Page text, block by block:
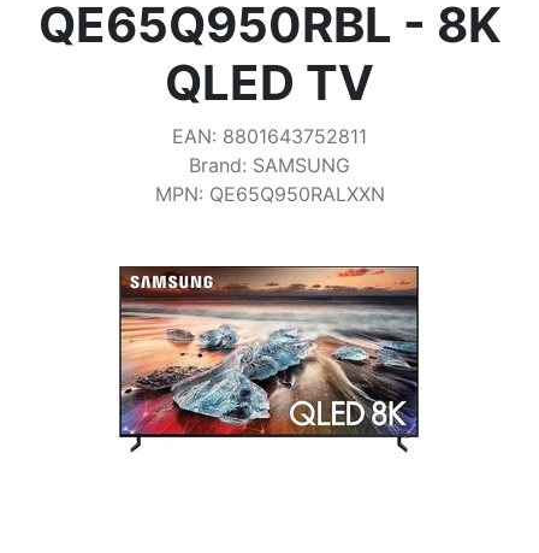
Baisses de prix
Conditions
Catégories
QE65Q950RBL - 8K
QLED TV
EAN: 8801643752811
Brand: SAMSUNG
MPN: QE65Q950RALXXN